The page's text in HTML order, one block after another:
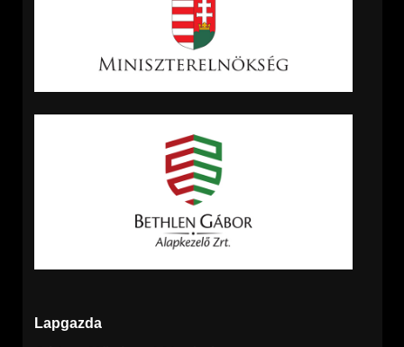
Lapgazda